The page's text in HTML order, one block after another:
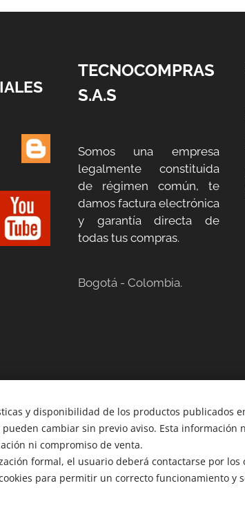
TECNOCOMPRAS
S.A.S
Somos una empresa
legalmente constituida
de régimen común, te
damos factura electrónica
y garantía directa de
todas tus compras.
Bogotá - Colombia.
y disponibilidad de los productos publicados
cambiar sin previo aviso. Esta información
ni compromiso de venta.
formal, el usuario deberá contactarse por los
para permitir un correcto funcionamiento y